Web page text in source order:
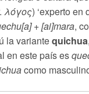
λόγος) ‘experto en
+[ai]mara,
la variantequichua
en este país es
como